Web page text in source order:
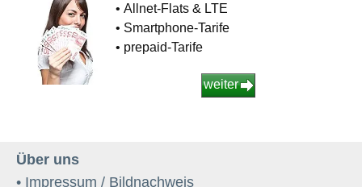
• Allnet-Flats & LTE
• Smartphone-Tarife
• prepaid-Tarife
weiter
Über uns
• Impressum / Bildnachweis